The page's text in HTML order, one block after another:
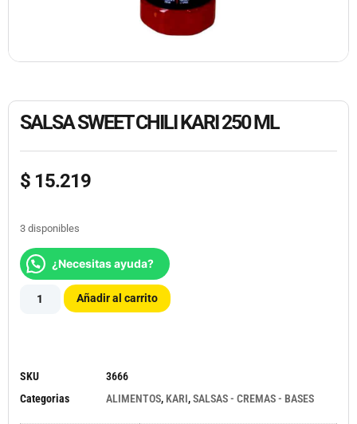
SALSA SWEET CHILI KARI 250 ML
$ 15.219
3 disponibles
¿Necesitas ayuda?
Añadir al carrito
SKU
3666
Categorias
ALIMENTOS, KARI,SALSAS - CREMAS - BASES